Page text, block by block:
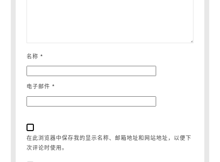
名称*
电子邮件*
在此浏览器中保存我的显示名称、邮箱地址和网站地址，以便下
次评论时使用。